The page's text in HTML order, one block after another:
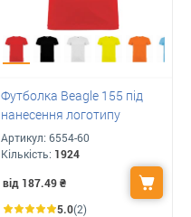
Футболка Beagle 155 під
нанесення логотипу
Артикул: 6554-60
Кількість: 1924
від 187.49₴
5.0(2)